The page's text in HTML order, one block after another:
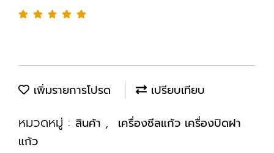
เพิ่มรายการโปรด เปรียบเทียบ
หมวดหมู่ : สินค้า ,
เครื่องซีลแก้ว เครื่องปิดฝา
แก้ว